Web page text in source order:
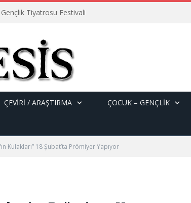
Tiyatrosu Festivali
ÇEVİRİ / ARAŞTIRMA ÇOCUK – GENÇLIK
Kulakları” 18 Şubat’ta Prömiyer Yapıyor